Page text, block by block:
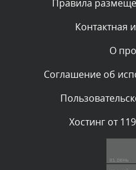
администратором.
Комментарий
администратором.
Комментарий
Текст комментария будет
Правила
Контактная
О
Соглашение об
Хостинг от